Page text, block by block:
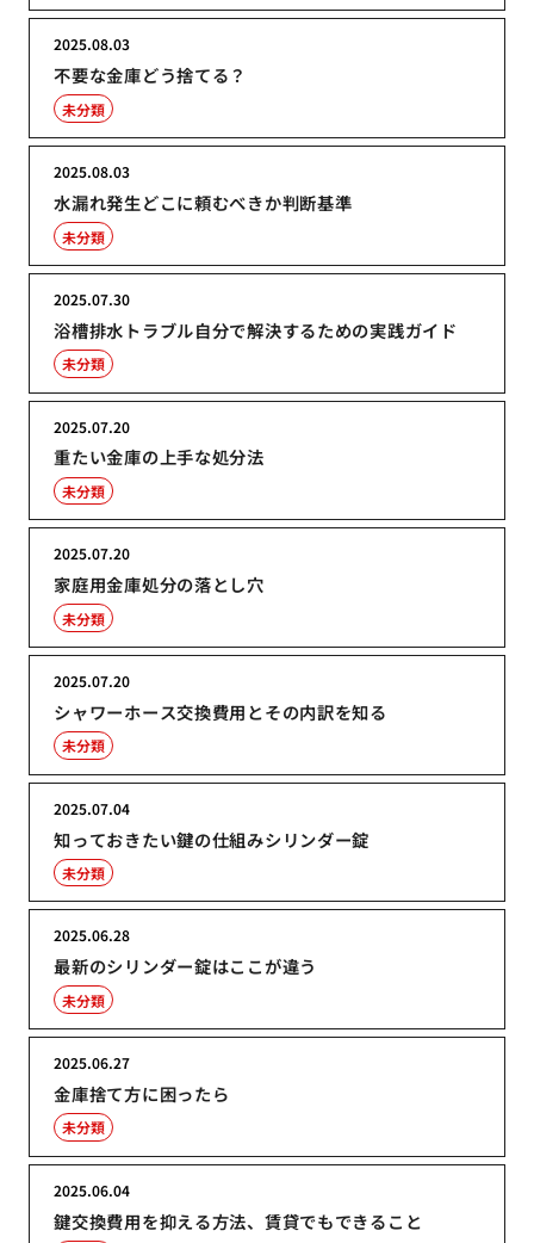
不要な金庫どう捨てる？
2025.08.03
未分類
水漏れ発生どこに頼むべきか判断基準
2025.08.03
未分類
浴槽排水トラブル自分で解決するための実践ガイド
2025.07.30
未分類
重たい金庫の上手な処分法
2025.07.20
未分類
家庭用金庫処分の落とし穴
2025.07.20
未分類
シャワーホース交換費用とその内訳を知る
2025.07.20
未分類
知っておきたい鍵の仕組みシリンダー錠
2025.07.04
未分類
最新のシリンダー錠はここが違う
2025.06.28
未分類
金庫捨て方に困ったら
2025.06.27
未分類
鍵交換費用を抑える方法、賃貸でもできること
2025.06.04